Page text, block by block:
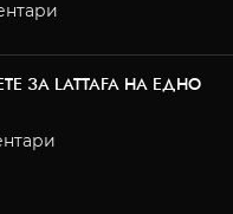
ЗА LATTAFA НА ЕДНО